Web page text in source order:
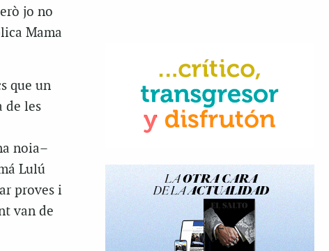
jo no
Mama
que un
de les
noia–
Lulú
proves i
van de